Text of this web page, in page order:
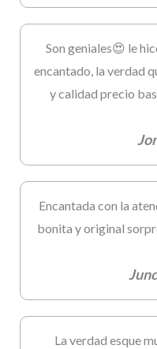
Son geniales😍 le
encantado, la verdad
y calidad precio
Encantada con la
bonita y original
La verdad esque